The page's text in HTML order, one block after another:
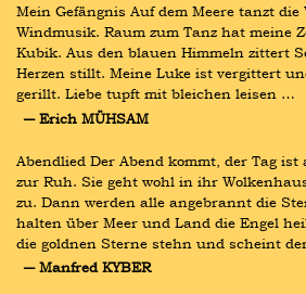
Mein Gefängnis Auf dem Meere tanzt
Windmusik. Raum zum Tanz hat meine
Kubik. Aus den blauen Himmeln zittert
Herzen stillt. Meine Luke ist vergittert
gerillt. Liebe tupft mit bleichen leisen …
― Erich MÜHSAM
Abendlied Der Abend kommt, der Tag
zur Ruh. Sie geht wohl in ihr
zu. Dann werden alle angebrannt die
halten über Meer und Land die Engel
die goldnen Sterne stehn und scheint
― Manfred KYBER